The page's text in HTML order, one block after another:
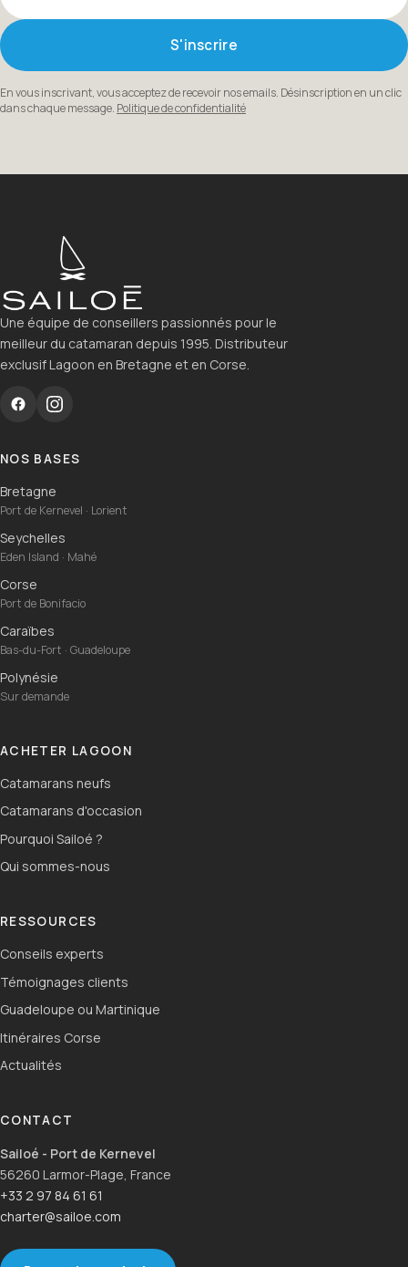
S'inscrire
En vous inscrivant, vous acceptez de recevoir nos emails. Désinscription en un clic
dans chaque message. Politique de confidentialité
Une équipe de conseillers passionnés pour le
meilleur du catamaran depuis 1995. Distributeur
exclusif Lagoon en Bretagne et en Corse.
NOS BASES
Bretagne
Port de Kernevel · Lorient
Seychelles
Eden Island · Mahé
Corse
Port de Bonifacio
Caraïbes
Bas-du-Fort · Guadeloupe
Polynésie
Sur demande
ACHETER LAGOON
Catamarans neufs
Catamarans d'occasion
Pourquoi Sailoé ?
Qui sommes-nous
RESSOURCES
Conseils experts
Témoignages clients
Guadeloupe ou Martinique
Itinéraires Corse
Actualités
CONTACT
Sailoé - Port de Kernevel
56260 Larmor-Plage, France
+33 2 97 84 61 61
charter@sailoe.com